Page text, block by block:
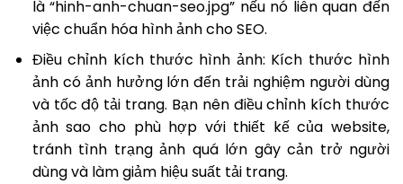
là “hinh-anh-chuan-seo.jpg” nếu nó liên quan đến
việc chuẩn hóa hình ảnh cho SEO.
Điều chỉnh kích thước hình ảnh: Kích thước hình
ảnh có ảnh hưởng lớn đến trải nghiệm người dùng
và tốc độ tải trang. Bạn nên điều chỉnh kích thước
ảnh sao cho phù hợp với thiết kế của website,
tránh tình trạng ảnh quá lớn gây cản trở người
dùng và làm giảm hiệu suất tải trang.